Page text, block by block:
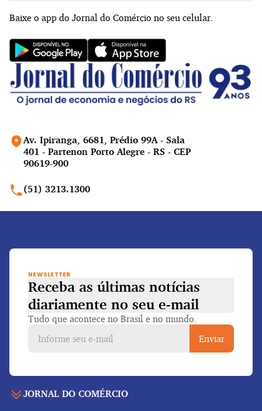
Av. Ipiranga, 6681, Prédio 99A - Sala
401 - Partenon Porto Alegre - RS - CEP
90619-900
(51) 3213.1300
Baixe o app do Jornal do Comércio no seu celular.
JORNAL DO COMÉRCIO
NEWSLETTER
Receba as últimas notícias
diariamente no seu e-mail
Tudo que acontece no Brasil e no mundo.
Enviar